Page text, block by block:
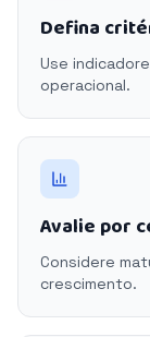
Defina
Use
operacional.
Avalie por
Considere
crescimento.